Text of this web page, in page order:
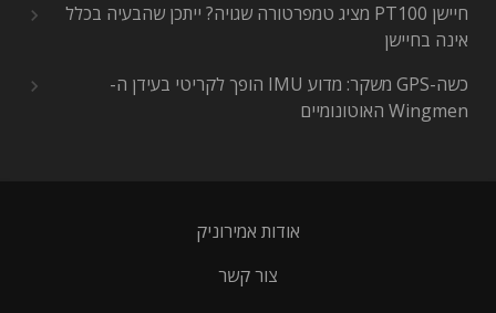
חיישן PT100 מציג טמפרטורה שגויה? ייתכן שהבעיה בכלל
אינה בחיישן
כשה-GPS משקר: מדוע IMU הופך לקריטי בעידן ה-
Wingmen האוטונומיים
אודות אמירוניק
צור קשר